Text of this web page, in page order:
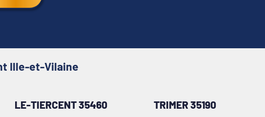
Ille-et-Vilaine
LE-TIERCENT 35460 TRIMER 35190